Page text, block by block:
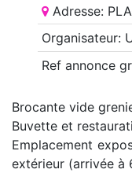
Adresse:
Organisateur:
Ref annonce
Brocante vide
Buvette et
Emplacement
extérieur (arrivée à